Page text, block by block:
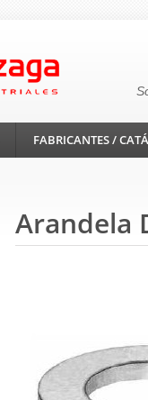
FABRICANTES /
Arandela